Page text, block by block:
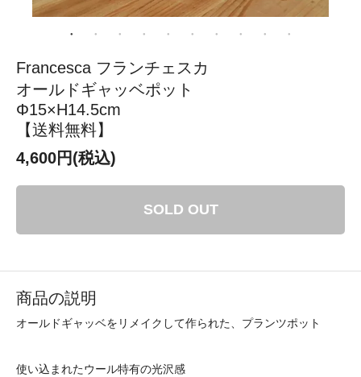
Francesca フランチェスカ
オールドギャッベポット
Φ15×H14.5cm
【送料無料】
4,600円(税込)
SOLD OUT
商品の説明
オールドギャッベをリメイクして作られた、プランツポット
使い込まれたウール特有の光沢感